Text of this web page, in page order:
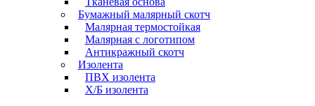
Бумажный малярный скотч
Малярная термостойкая
Малярная с логотипом
Антикражный скотч
Изолента
ПВХ изолента
Х/Б изолента